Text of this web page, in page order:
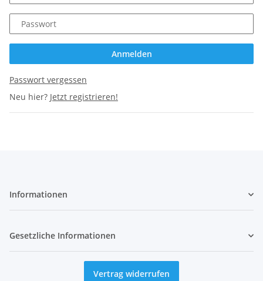
Passwort
Anmelden
Passwort vergessen
Neu hier? Jetzt registrieren!
Informationen
Gesetzliche Informationen
Vertrag widerrufen